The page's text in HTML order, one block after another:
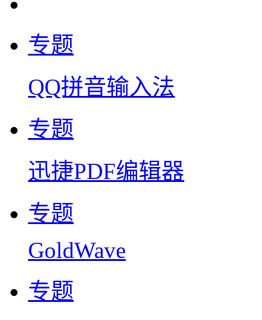
专题
QQ拼音输入法
专题
迅捷PDF编辑器
专题
GoldWave
专题